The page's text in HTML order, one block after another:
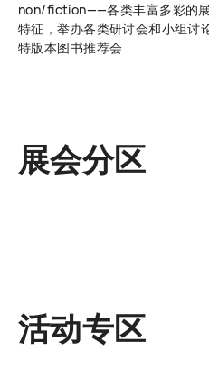
non/fiction——各类丰富多彩的
特征，举办各类研讨会和小组讨
特版本图书推荐会
展会分区
活动专区